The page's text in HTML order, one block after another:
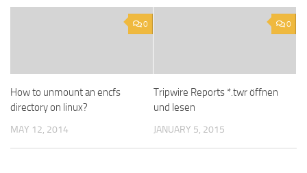
0
How to unmount an encfs
directory on linux?
MAY 12, 2014
0
Tripwire Reports *.twr öffnen
und lesen
JANUARY 5, 2015